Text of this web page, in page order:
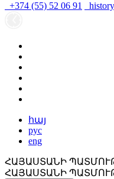
+374 (55) 52 06 91
հայ
рус
eng
ՀԱՅԱՍՏԱՆԻ
ՀԱՅԱՍՏԱՆԻ